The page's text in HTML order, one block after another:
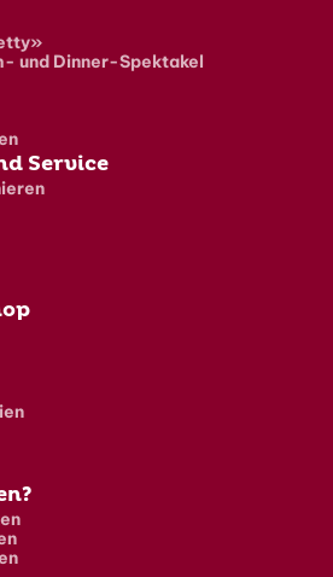
und Dinner-Spektakel
Service